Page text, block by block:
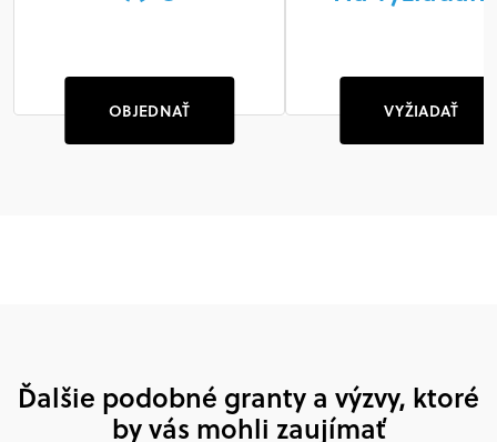
OBJEDNAŤ VYŽIADAŤ
Ďalšie podobné granty a výzvy, ktoré
by vás mohli zaujímať